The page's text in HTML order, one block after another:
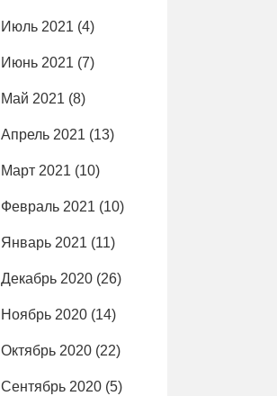
Июль 2021 (4)
Июнь 2021 (7)
Май 2021 (8)
Апрель 2021 (13)
Март 2021 (10)
Февраль 2021 (10)
Январь 2021 (11)
Декабрь 2020 (26)
Ноябрь 2020 (14)
Октябрь 2020 (22)
Сентябрь 2020 (5)